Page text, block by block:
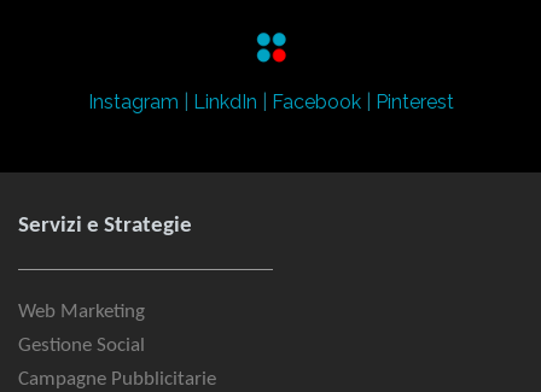
Instagram LinkdIn Facebook| Pinterest
Servizi e Strategie
Web Marketing
Gestione Social
Campagne Pubblicitarie